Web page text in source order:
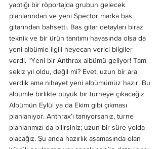
yaptığı bir röportajda grubun gelecek
planlarından ve yeni Spector marka bas
gitarından bahsetti. Bas gitar detayları biraz
teknik ve bir ürün tanıtımı havasında olsa da
yeni albümle ilgili heyecan verici bilgiler
verdi. “Yeni bir Anthrax albümü geliyor! Tam
sekiz yıl oldu, değil mi? Evet, uzun bir ara
verdik ama nihayet yeni albümümüz hazır. Bu
albümle birlikte büyük bir turneye çıkacağız.
Albümün Eylül ya da Ekim gibi çıkması
planlanıyor. Anthrax’ı tanıyorsanız, turne
planlarımızı da bilirsiniz; uzun bir süre yolda
olacağız. Şu anda hazırlık aşamasında olan